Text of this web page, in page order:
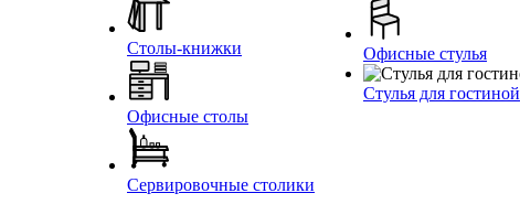
Столы-книжки
Офисные столы
Сервировочные столики
Офисные стулья
Стулья для гостиной